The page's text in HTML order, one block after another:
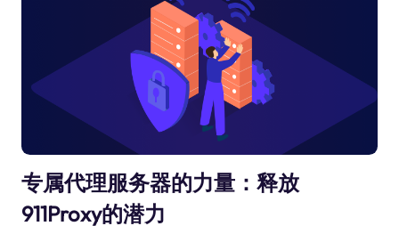
专属代理服务器的力量：释放
911Proxy的潜力